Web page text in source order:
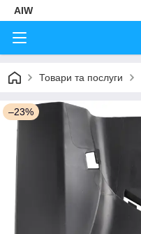
AIW
Товари та послуги
–23%